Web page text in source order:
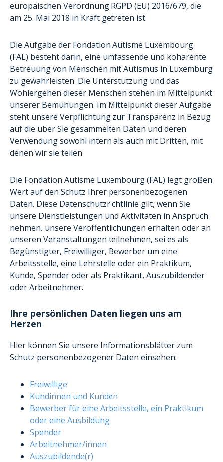
europäischen Verordnung RGPD (EU) 2016/679, die
am 25. Mai 2018 in Kraft getreten ist.
Die Aufgabe der Fondation Autisme Luxembourg
(FAL) besteht darin, eine umfassende und kohärente
Betreuung von Menschen mit Autismus in Luxemburg
zu gewährleisten. Die Unterstützung und das
Wohlergehen dieser Menschen stehen im Mittelpunkt
unserer Bemühungen. Im Mittelpunkt dieser Aufgabe
steht unsere Verpflichtung zur Transparenz in Bezug
auf die über Sie gesammelten Daten und deren
Verwendung sowohl intern als auch mit Dritten, mit
denen wir sie teilen.
Die Fondation Autisme Luxembourg (FAL) legt großen
Wert auf den Schutz Ihrer personenbezogenen
Daten. Diese Datenschutzrichtlinie gilt, wenn Sie
unsere Dienstleistungen und Aktivitäten in Anspruch
nehmen, unsere Veröffentlichungen erhalten oder an
unseren Veranstaltungen teilnehmen, sei es als
Begünstigter, Freiwilliger, Bewerber um eine
Arbeitsstelle, eine Lehrstelle oder ein Praktikum,
Kunde, Spender oder als Praktikant, Auszubildender
oder Arbeitnehmer.
Ihre persönlichen Daten liegen uns am
Herzen
Hier können Sie unsere Informationsblätter zum
Schutz personenbezogener Daten einsehen:
Freiwillige
Kundinnen und Kunden
Bewerber für eine Arbeitsstelle, ein Praktikum
oder eine Ausbildung
Spender
Arbeitnehmer/innen
Auszubildende(r)